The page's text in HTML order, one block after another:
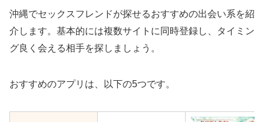
沖縄でセックスフレンドが探せるおすすめの出会い系を紹
介します。基本的には複数サイトに同時登録し、タイミン
グ良く会える相手を探しましょう。
おすすめのアプリは、以下の5つです。